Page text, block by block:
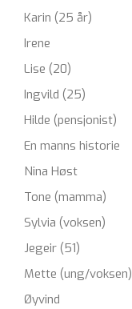
Karin (25 år)
Irene
Lise (20)
Ingvild (25)
Hilde (pensjonist)
En manns historie
Nina Høst
Tone (mamma)
Sylvia (voksen)
Jegeir (51)
Mette (ung/voksen)
Øyvind